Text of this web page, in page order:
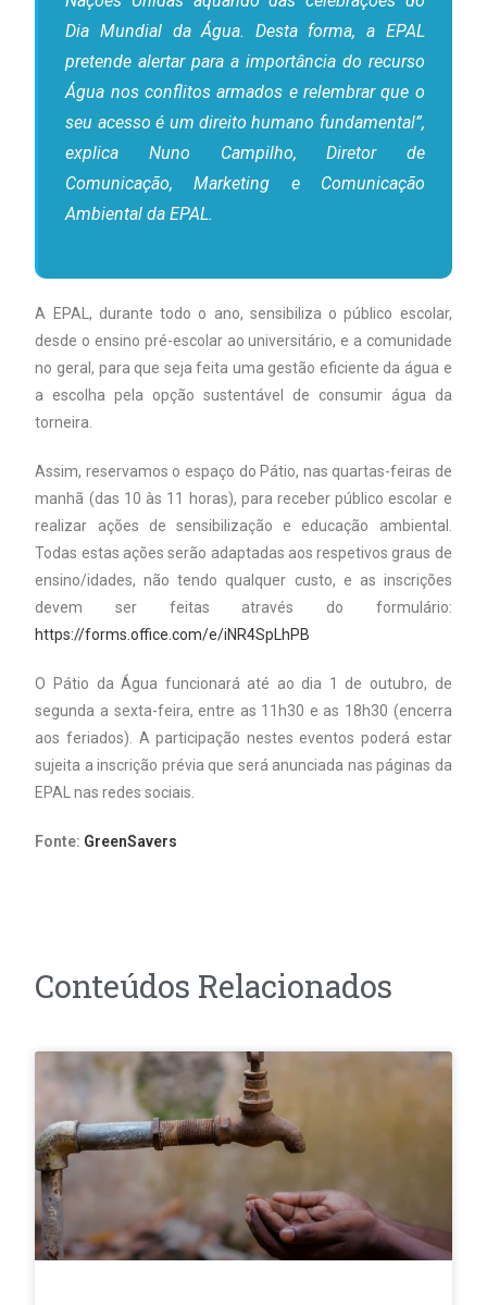
Dia Mundial da Água. Desta forma, a EPAL
pretende alertar para a importância do recurso
Água nos conflitos armados e relembrar que o
seu acesso é um direito humano fundamental”,
explica Nuno Campilho, Diretor de
Comunicação, Marketing e Comunicação
Ambiental da EPAL.
A EPAL, durante todo o ano, sensibiliza o público escolar,
desde o ensino pré-escolar ao universitário, e a comunidade
no geral, para que seja feita uma gestão eficiente da água e
a escolha pela opção sustentável de consumir água da
torneira.
Assim, reservamos o espaço do Pátio, nas quartas-feiras de
manhã (das 10 às 11 horas), para receber público escolar e
realizar ações de sensibilização e educação ambiental.
Todas estas ações serão adaptadas aos respetivos graus de
ensino/idades, não tendo qualquer custo, e as inscrições
devem ser feitas através do formulário:
https://forms.office.com/e/iNR4SpLhPB
O Pátio da Água funcionará até ao dia 1 de outubro, de
segunda a sexta-feira, entre as 11h30 e as 18h30 (encerra
aos feriados). A participação nestes eventos poderá estar
sujeita a inscrição prévia que será anunciada nas páginas da
EPAL nas redes sociais.
Fonte: GreenSavers
Conteúdos Relacionados